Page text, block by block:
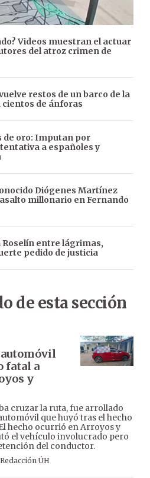
Videos muestran el actuar
del atroz crimen de
restos de un barco de la
de ánforas
de oro: Imputan por
a españoles y
Diógenes Martínez
millonario en Fernando
Roselín entre lágrimas,
pedido de justicia
de esta sección
fatal a
y
cruzar la ruta, fue arrollado
que huyó tras el hecho
hecho ocurrió en Arroyos y
el vehículo involucrado pero
del conductor.
Redacción ÚH